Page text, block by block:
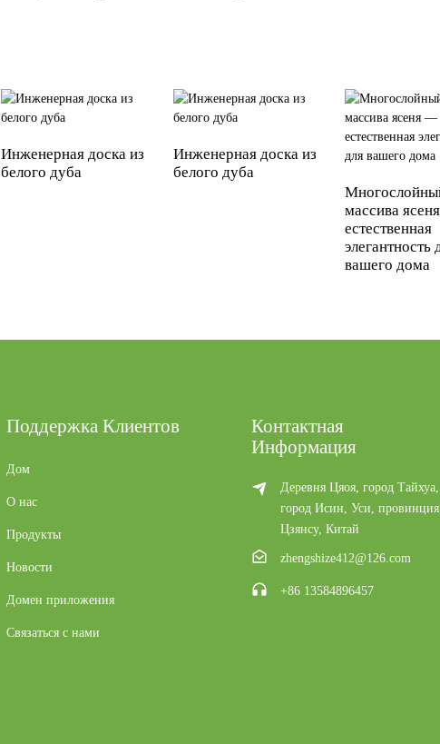
Инженерная доска из
белого дуба
Инженерная доска из
белого дуба
массива
естественная
элегантность
вашего дома
Поддержка Клиентов
Дом
О нас
Продукты
Новости
Домен приложения
Связаться с нами
Контактная
Информация
Деревня Цяоя, город Тайхуа,
город Исин, ​​Уси, провинция
Цзянсу, Китай
zhengshize412@126.com
+86 13584896457